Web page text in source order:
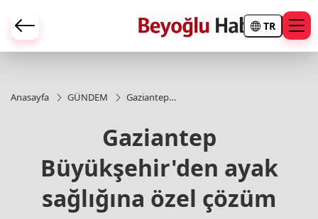
TR
Anasayfa GÜNDEM
Gaziantep
özel çözüm
Gaziantep
Büyükşehir'den ayak
sağlığına özel çözüm